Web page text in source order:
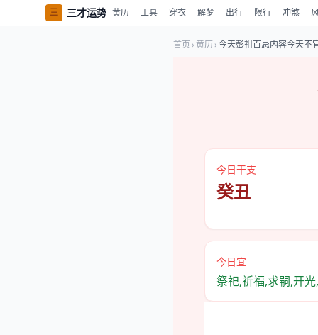
三 三才运势 黄历 工具 穿衣 解梦 出行 限行 冲煞
首页 ›黄历›今天彭祖百忌内容今天不
今日干支
癸丑
今日宜
祭祀,祈福,求嗣,开